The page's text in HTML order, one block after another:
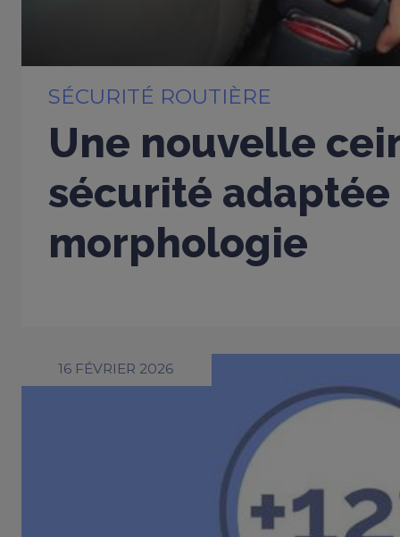
SÉCURITÉ ROUTIÈRE
Une nouvelle
sécurité adaptée
morphologie
16 FÉVRIER 2026